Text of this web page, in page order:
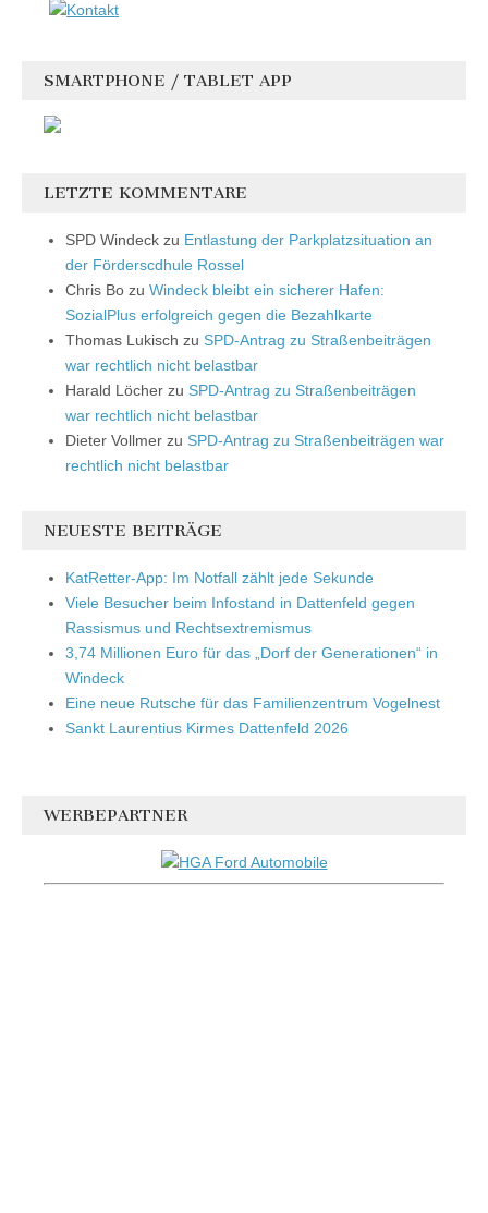
SMARTPHONE / TABLET APP
LETZTE KOMMENTARE
SPD Windeck zu Entlastung der Parkplatzsituation an
der Förderscdhule Rossel
Chris Bo zu Windeck bleibt ein sicherer Hafen:
SozialPlus erfolgreich gegen die Bezahlkarte
Thomas Lukisch zu SPD-Antrag zu Straßenbeiträgen
war rechtlich nicht belastbar
Harald Löcher zu SPD-Antrag zu Straßenbeiträgen
war rechtlich nicht belastbar
Dieter Vollmer zu SPD-Antrag zu Straßenbeiträgen war
rechtlich nicht belastbar
NEUESTE BEITRÄGE
KatRetter-App: Im Notfall zählt jede Sekunde
Viele Besucher beim Infostand in Dattenfeld gegen
Rassismus und Rechtsextremismus
3,74 Millionen Euro für das „Dorf der Generationen“ in
Windeck
Eine neue Rutsche für das Familienzentrum Vogelnest
Sankt Laurentius Kirmes Dattenfeld 2026
WERBEPARTNER